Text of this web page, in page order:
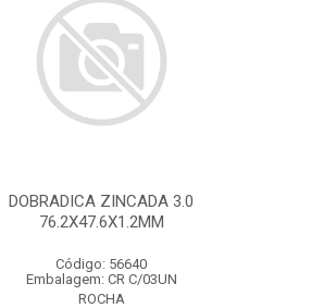
DOBRADICA ZINCADA 3.0
76.2X47.6X1.2MM
Código: 56640
Embalagem: CR C/03UN
ROCHA